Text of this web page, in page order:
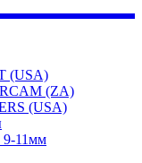
(USA)
(ZA)
(USA)
9-11мм